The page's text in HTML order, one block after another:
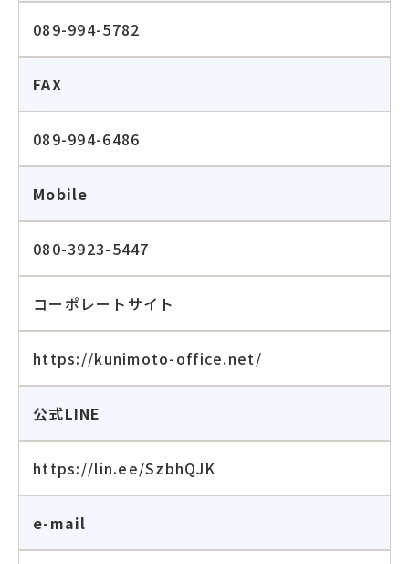
089-994-5782
FAX
089-994-6486
Mobile
080-3923-5447
コーポレートサイト
https://kunimoto-office.net/
公式LINE
https://lin.ee/SzbhQJK
e-mail